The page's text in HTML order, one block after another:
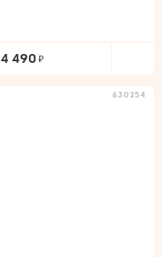
4 490
630254